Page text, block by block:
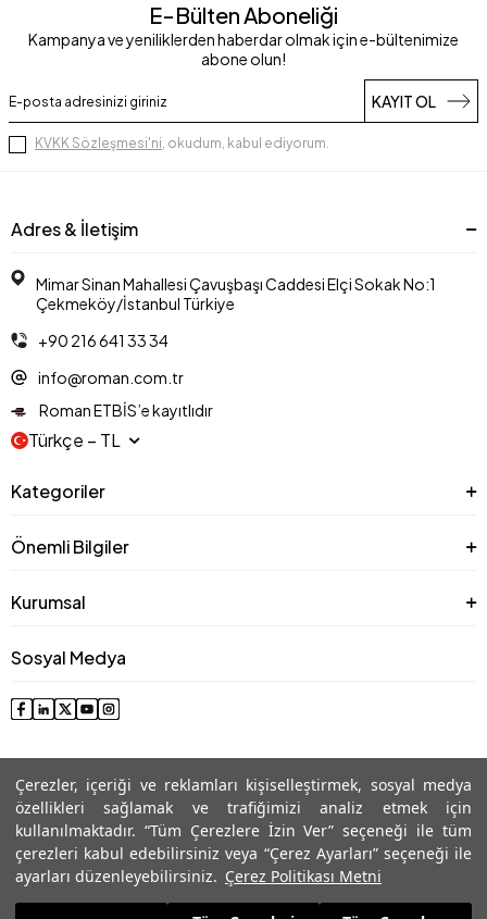
Çerezler, içeriği ve reklamları kişiselleştirmek, sosyal medya
özellikleri sağlamak ve trafiğimizi analiz etmek için
kullanılmaktadır. “Tüm Çerezlere İzin Ver” seçeneği ile tüm
çerezleri kabul edebilirsiniz veya “Çerez Ayarları” seçeneği ile
ayarları düzenleyebilirsiniz. Çerez Politikası Metni
E-Bülten Aboneliği
Kampanya ve yeniliklerden haberdar olmak için e-bültenimize
abone olun!
KAYIT OL
KVKK Sözleşmesi'ni, okudum, kabul ediyorum.
Adres & İletişim
Mimar Sinan Mahallesi Çavuşbaşı Caddesi Elçi Sokak No:1
Çekmeköy/İstanbul Türkiye
+90 216 641 33 34
info@roman.com.tr
Roman ETBİS’e kayıtlıdır
Türkçe − TL
Kategoriler
Önemli Bilgiler
Kurumsal
Sosyal Medya
© 2025 Roman® Tüm Hakları Saklıdır, İzinsiz kullanılamaz